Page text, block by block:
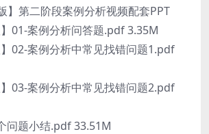
第二阶段案例分析视频配套PPT
01-案例分析问答题.pdf 3.35M
02-案例分析中常见找错问题1.pdf
03-案例分析中常见找错问题2.pdf
题小结.pdf 33.51M